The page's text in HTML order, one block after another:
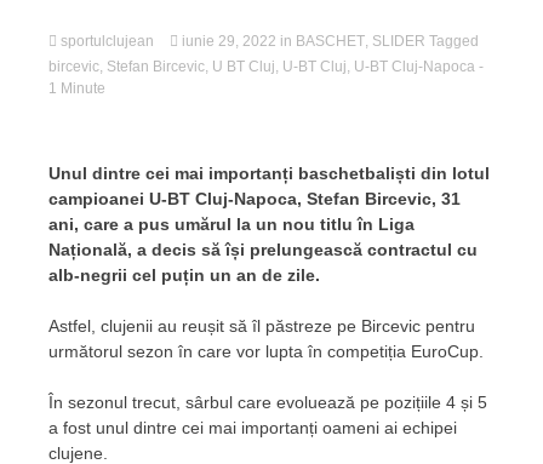
sportulclujean iunie 29, 2022 in BASCHET, SLIDER Tagged
bircevic, Stefan Bircevic, U BT Cluj, U-BT Cluj, U-BT Cluj-Napoca -
1 Minute
Unul dintre cei mai importanți baschetbaliști din lotul
campioanei U-BT Cluj-Napoca, Stefan Bircevic, 31
ani, care a pus umărul la un nou titlu în Liga
Națională, a decis să își prelungească contractul cu
alb-negrii cel puțin un an de zile.
Astfel, clujenii au reușit să îl păstreze pe Bircevic pentru
următorul sezon în care vor lupta în competiția EuroCup.
În sezonul trecut, sârbul care evoluează pe pozițiile 4 și 5
a fost unul dintre cei mai importanți oameni ai echipei
clujene.